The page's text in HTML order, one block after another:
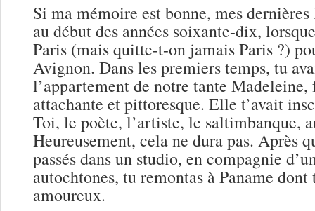
Si ma mémoire est bonne, mes
au début des années soixante-dix,
Paris (mais quitte-t-on jamais Paris ?)
Avignon. Dans les premiers temps, tu
l’appartement de notre tante
attachante et pittoresque. Elle t’avait
Toi, le poète, l’artiste, le saltimbanque,
Heureusement, cela ne dura pas. Après
passés dans un studio, en compagnie
autochtones, tu remontas à Paname
amoureux.